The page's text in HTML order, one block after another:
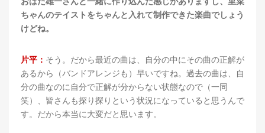
ちゃんのテイストをちゃんと入れて制作できた楽曲でしょう
けどね。
片平： そう。だから最近の曲は、自分の中にその曲の正解が
あるから（バンドアレンジも）早いですね。過去の曲は、自
分の曲なのに自分で正解が分からない状態なので（一同
笑）、皆さんも探り探りという状況になっていると思うんで
す。だから本当に大変だと思います。